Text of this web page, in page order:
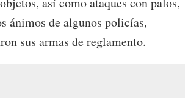
ánimos de algunos policías,
sus armas de reglamento.